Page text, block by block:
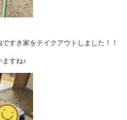
すき家をテイクアウトしました！！
ますね♪